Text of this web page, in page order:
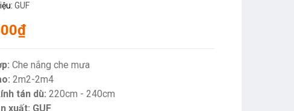
GUF
Che nắng che mưa
2m2-2m4
tán dù: 220cm - 240cm
xuất: GUF